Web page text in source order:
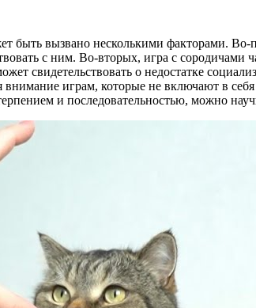
быть вызвано несколькими факторами. Во-
с ним. Во-вторых, игра с сородичами
свидетельствовать о недостатке
играм, которые не включают в
и последовательностью, можно